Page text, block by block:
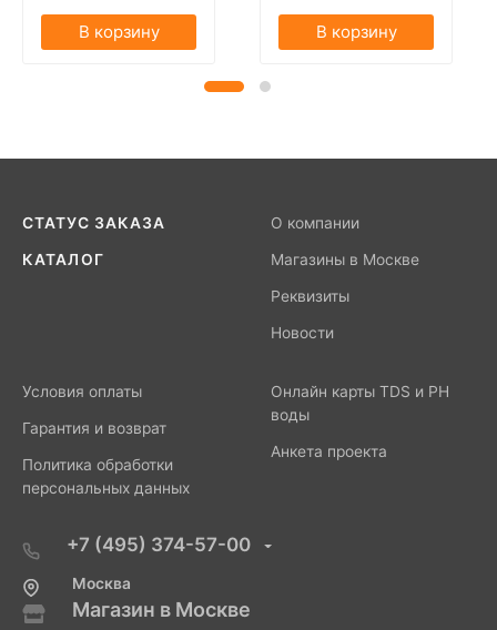
В корзину В корзину
СТАТУС ЗАКАЗА
КАТАЛОГ
О компании
Магазины в Москве
Реквизиты
Новости
Условия оплаты
Гарантия и возврат
Политика обработки
персональных данных
Онлайн карты TDS и PH
воды
Анкета проекта
+7 (495) 374-57-00
Москва
Магазин в Москве